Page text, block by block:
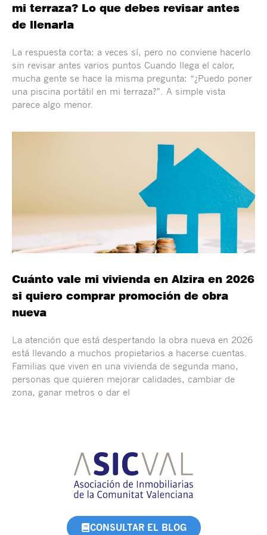
mi terraza? Lo que debes revisar antes
de llenarla
La respuesta corta: a veces sí, pero no conviene hacerlo
sin revisar antes varios puntos Cuando llega el calor,
mucha gente se hace la misma pregunta: “¿Puedo poner
una piscina portátil en mi terraza?”. A simple vista
parece algo menor.
Cuánto vale mi vivienda en Alzira en 2026
si quiero comprar promoción de obra
nueva
La atención que está despertando la obra nueva en 2026
está llevando a muchos propietarios a hacerse cuentas.
Familias que viven en una vivienda de segunda mano,
personas que quieren mejorar calidades, cambiar de
zona, ganar metros o dar el
CONSULTAR EL BLOG